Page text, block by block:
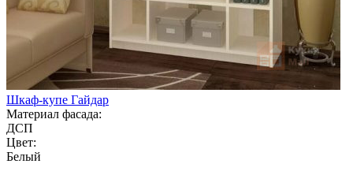
Шкаф-купе Гайдар
Материал фасада:
ДСП
Цвет:
Белый